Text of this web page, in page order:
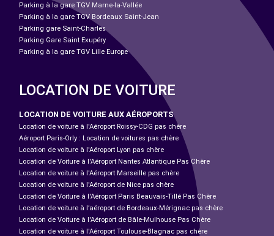
Parking à la gare TGV Marne-la-Vallée
Parking à la gare TGV Bordeaux Saint-Jean
Parking gare Saint-Charles
Parking Gare Saint Exupéry
Parking à la gare TGV Lille Europe
LOCATION DE VOITURE
LOCATION DE VOITURE AUX AÉROPORTS
Location de voiture à l'Aéroport Roissy-CDG pas chère
Aéroport Paris-Orly : Location de voitures pas chère
Location de voiture à l'Aéroport Lyon pas chère
Location de Voiture à l'Aéroport Nantes Atlantique Pas Chère
Location de voiture à l'Aéroport Marseille pas chère
Location de voiture à l'Aéroport de Nice pas chère
Location de Voiture à l'Aéroport Paris Beauvais-Tillé Pas Chère
Location de voiture à l’aéroport de Bordeaux-Mérignac pas chère
Location de Voiture à l'Aéroport de Bâle-Mulhouse Pas Chère
Location de voiture à l'Aéroport Toulouse-Blagnac pas chère